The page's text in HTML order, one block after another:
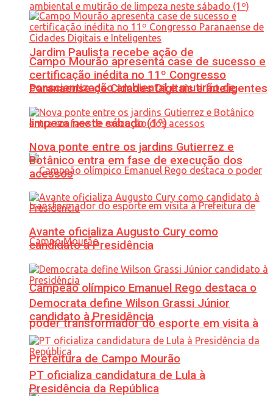
Jardim Paulista recebe ação de
conscientização ambiental e mutirão de
limpeza neste sábado (1º)
Campeão olímpico Emanuel Rego destaca o
poder transformador do esporte em visita à
Prefeitura de Campo Mourão
Campo Mourão apresenta case de sucesso e
certificação inédita no 11º Congresso
Paranaense de Cidades Digitais e Inteligentes
Nova ponte entre os jardins Gutierrez e
Botânico entra em fase de execução dos
acessos
Avante oficializa Augusto Cury como
candidato à Presidência
Democrata define Wilson Grassi Júnior
candidato à Presidência
PT oficializa candidatura de Lula à
Presidência da República